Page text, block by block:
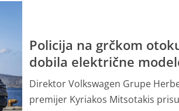
HVO-u i
Policija na grčkom
dobila električne
Direktor Volkswagen Grupe
premijer Kyriakos Mitsotakis